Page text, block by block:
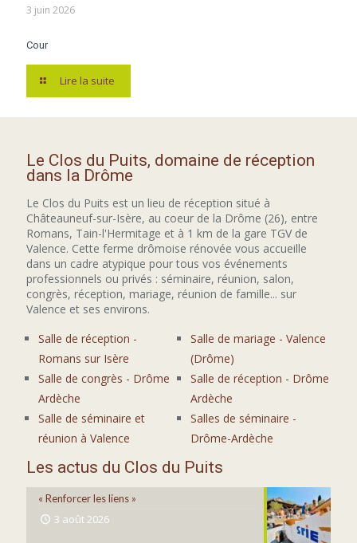
3 juin 2026
Cour
Lire la suite
Le Clos du Puits, domaine de réception
dans la Drôme
Le Clos du Puits est un lieu de réception situé à
Châteauneuf-sur-Isère, au coeur de la Drôme (26), entre
Romans, Tain-l'Hermitage et à 1 km de la gare TGV de
Valence. Cette ferme drômoise rénovée vous accueille
dans un cadre atypique pour tous vos événements
professionnels ou privés : séminaire, réunion, salon,
congrès, réception, mariage, réunion de famille... sur
Valence et ses environs.
Salle de réception -
Romans sur Isère
Salle de congrès - Drôme
Ardèche
Salle de séminaire et
réunion à Valence
Salle de mariage - Valence
(Drôme)
Salle de réception - Drôme
Ardèche
Salles de séminaire -
Drôme-Ardèche
Les actus du Clos du Puits
« Renforcer les liens »
3 août 2026